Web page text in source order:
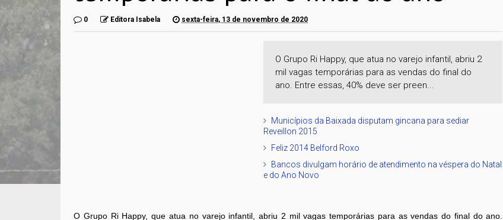
0 Editora Isabela sexta-feira, 13 de novembro de 2020
O Grupo Ri Happy, que atua no varejo infantil, abriu 2
mil vagas temporárias para as vendas do final do
ano. Entre essas, 40% deve ser preen...
Municípios da Baixada disputam gincana para sediar
Reveillon 2015
Feliz 2014 Belford Roxo
Bancos divulgam horário de atendimento na véspera do Natal
e do Ano Novo
O Grupo Ri Happy, que atua no varejo infantil, abriu 2 mil vagas temporárias para as vendas do final do ano.